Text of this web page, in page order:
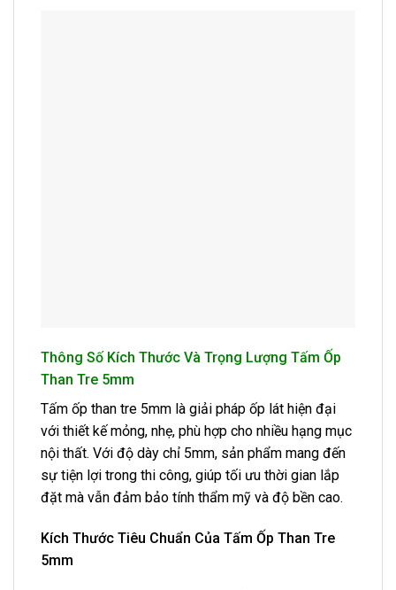
Thông Số Kích Thước Và Trọng Lượng Tấm Ốp
Than Tre 5mm
Tấm ốp than tre 5mm là giải pháp ốp lát hiện đại
với thiết kế mỏng, nhẹ, phù hợp cho nhiều hạng mục
nội thất. Với độ dày chỉ 5mm, sản phẩm mang đến
sự tiện lợi trong thi công, giúp tối ưu thời gian lắp
đặt mà vẫn đảm bảo tính thẩm mỹ và độ bền cao.
Kích Thước Tiêu Chuẩn Của Tấm Ốp Than Tre
5mm